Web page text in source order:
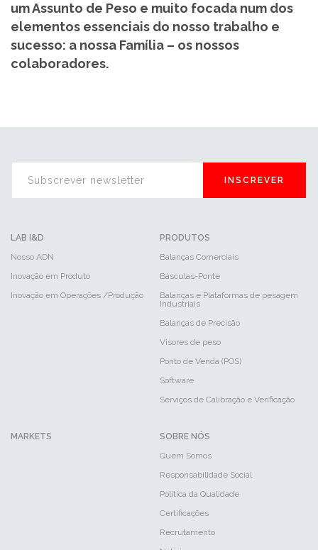
um Assunto de Peso e muito focada num dos
elementos essenciais do nosso trabalho e
sucesso: a nossa Família – os nossos
colaboradores.
INSCREVER
LAB I&D
Nosso ADN
Inovação em Produto
Inovação em Operações /Produção
PRODUTOS
Balanças Comerciais
Básculas-Ponte
Balanças e Plataformas de pesagem
Industriais
Balanças de Precisão
Visores de peso
Ponto de Venda (POS)
Software
Serviços de Calibração e Verificação
MARKETS
SOBRE NÓS
Quem Somos
Responsabilidade Social
Política da Qualidade
Certificações
Recrutamento